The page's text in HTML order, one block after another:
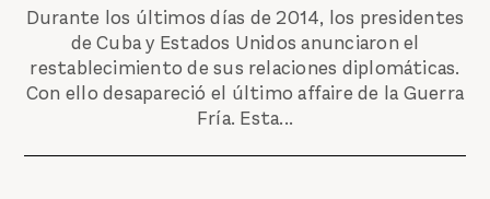
Durante los últimos días de 2014, los presidentes
de Cuba y Estados Unidos anunciaron el
restablecimiento de sus relaciones diplomáticas.
Con ello desapareció el último affaire de la Guerra
Fría. Esta...